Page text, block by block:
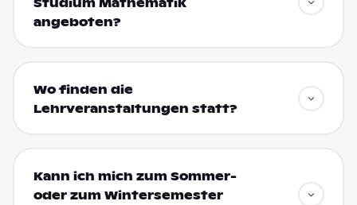
Studium Mathematik
angeboten?
Wo finden die
Lehrveranstaltungen statt?
Kann ich mich zum Sommer-
oder zum Wintersemester